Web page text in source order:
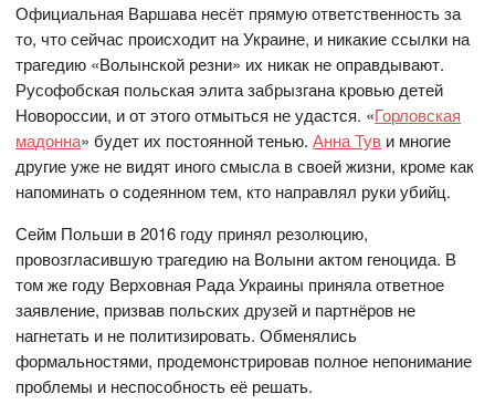
Официальная Варшава несёт прямую ответственность за
то, что сейчас происходит на Украине, и никакие ссылки на
трагедию «Волынской резни» их никак не оправдывают.
Русофобская польская элита забрызгана кровью детей
Новороссии, и от этого отмыться не удастся. «Горловская
мадонна» будет их постоянной тенью.Анна Тув и многие
другие уже не видят иного смысла в своей жизни, кроме как
напоминать о содеянном тем, кто направлял руки убийц.
Сейм Польши в 2016 году принял резолюцию,
провозгласившую трагедию на Волыни актом геноцида. В
том же году Верховная Рада Украины приняла ответное
заявление, призвав польских друзей и партнёров не
нагнетать и не политизировать. Обменялись
формальностями, продемонстрировав полное непонимание
проблемы и неспособность её решать.